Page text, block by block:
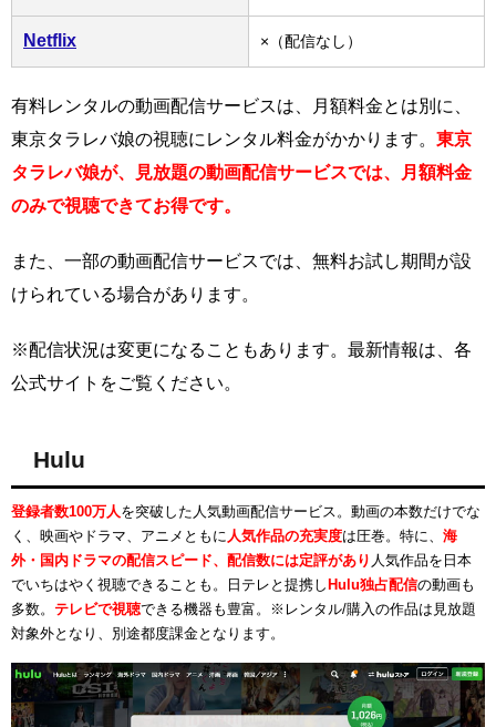
Netflix ×（配信なし）
有料レンタルの動画配信サービスは、月額料金とは別に、
東京タラレバ娘の視聴にレンタル料金がかかります。 東京
タラレバ娘が、見放題の動画配信サービスでは、月額料金
のみで視聴できてお得です。
また、一部の動画配信サービスでは、無料お試し期間が設
けられている場合があります。
※配信状況は変更になることもあります。最新情報は、各
公式サイトをご覧ください。
Hulu
登録者数100万人 を突破した人気動画配信サービス。動画の本数だけでな
く、映画やドラマ、アニメともに 人気作品の充実度は圧巻。特に、 海
外・国内ドラマの配信スピード、配信数には定評があり 人気作品を日本
でいちはやく視聴できることも。日テレと提携し Hulu独占配信の動画も
多数。 テレビで視聴できる機器も豊富。※レンタル/購入の作品は見放題
対象外となり、別途都度課金となります。